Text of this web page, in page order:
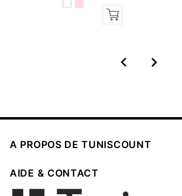
 
A PROPOS DE TUNISCOUNT
AIDE & CONTACT